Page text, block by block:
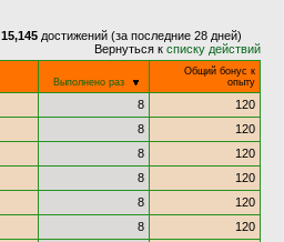
15,145достижений (за последние 28 дней)
Вернуться ксписку действий
Выполнено раз
Общий бонус к
опыту
8
120
8
120
8
120
8
120
8
120
8
120